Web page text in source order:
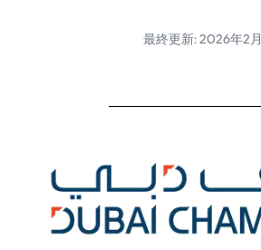
最終更新: 2026年2月